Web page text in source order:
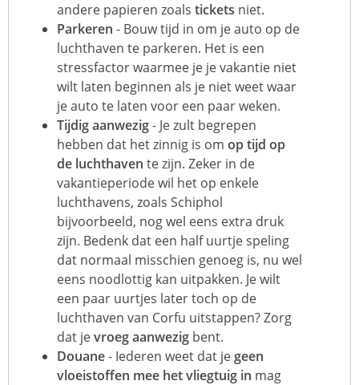
andere papieren zoals tickets niet.
Parkeren - Bouw tijd in om je auto op de
luchthaven te parkeren. Het is een
stressfactor waarmee je je vakantie niet
wilt laten beginnen als je niet weet waar
je auto te laten voor een paar weken.
Tijdig aanwezig- Je zult begrepen
hebben dat het zinnig is om op tijd op
de luchthaven te zijn. Zeker in de
vakantieperiode wil het op enkele
luchthavens, zoals Schiphol
bijvoorbeeld, nog wel eens extra druk
zijn. Bedenk dat een half uurtje speling
dat normaal misschien genoeg is, nu wel
eens noodlottig kan uitpakken. Je wilt
een paar uurtjes later toch op de
luchthaven van Corfu uitstappen? Zorg
dat jevroeg aanwezig bent.
Douane- Iederen weet dat je geen
vloeistoffen mee het vliegtuig in mag